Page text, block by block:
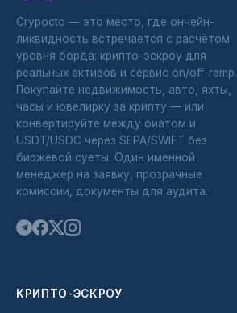
Crypocto — это место, где ончейн-
ликвидность встречается с расчётом
уровня борда: крипто-эскроу для
реальных активов и сервис on/off-ramp.
Покупайте недвижимость, авто, яхты,
часы и ювелирку за крипту — или
конвертируйте между фиатом и
USDT/USDC через SEPA/SWIFT без
биржевой суеты. Один именной
менеджер на заявку, прозрачные
комиссии, документы для аудита.
КРИПТО-ЭСКРОУ